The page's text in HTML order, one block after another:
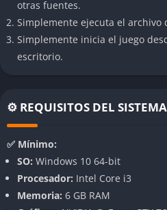
👉 Características de
Un diseño artístico con
vibrante
El apartado visual es, sin
estilo ilustrado, lleno de tonos
uso del color que transmite
empieces a jugar. Los escenarios
atmósfera. Y eso lo hacen muy bien.
otras fuentes.
Simplemente ejecuta el archivo
Simplemente inicia el juego
escritorio.
⚙️ REQUISITOS DEL SISTEMA
✅ Mínimo:
SO: Windows 10 64-bit
Procesador: Intel Core i3
Memoria: 6 GB RAM